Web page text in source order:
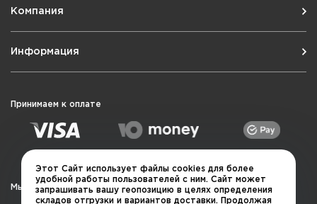
Компания
Информация
Принимаем к оплате
Мы в социальных сетях
Этот Сайт использует файлы cookies для более
удобной работы пользователей с ним. Сайт может
запрашивать вашу геопозицию в целях определения
складов отгрузки и вариантов доставки. Продолжая